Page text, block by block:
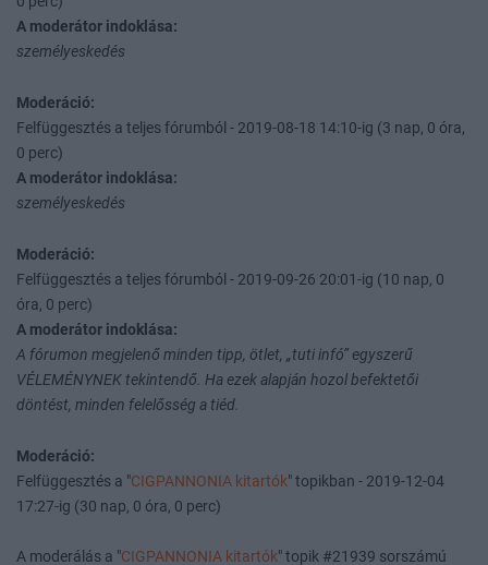
A moderátor indoklása:
személyeskedés
Moderáció:
Felfüggesztés a teljes fórumból - 2019-08-18 14:10-ig (3 nap, 0 óra,
0 perc)
A moderátor indoklása:
személyeskedés
Moderáció:
Felfüggesztés a teljes fórumból - 2019-09-26 20:01-ig (10 nap, 0
óra, 0 perc)
A moderátor indoklása:
A fórumon megjelenő minden tipp, ötlet, „tuti infó” egyszerű
VÉLEMÉNYNEK tekintendő. Ha ezek alapján hozol befektetői
döntést, minden felelősség a tiéd.
Moderáció:
Felfüggesztés a "CIGPANNONIA kitartók" topikban - 2019-12-04
17:27-ig (30 nap, 0 óra, 0 perc)
A moderálás a "CIGPANNONIA kitartók" topik #21939 sorszámú